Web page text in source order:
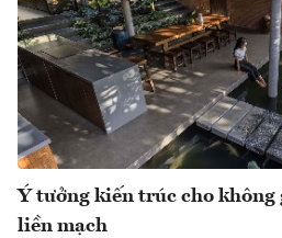
Ý tưởng kiến trúc cho
liền mạch